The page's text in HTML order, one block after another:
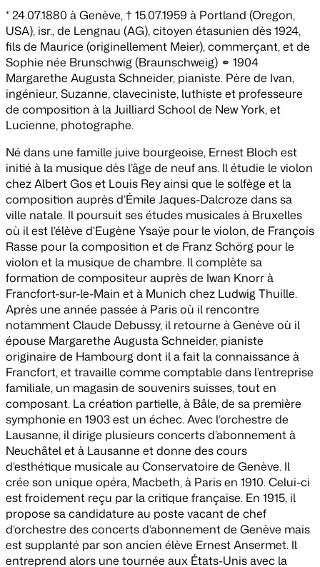
* 24.07.1880 à Genève, † 15.07.1959 à Portland (Oregon,
USA), isr., de Lengnau (AG), citoyen étasunien dès 1924,
fils de Maurice (originellement Meier), commerçant, et de
Sophie née Brunschwig (Braunschweig) ⚭ 1904
Margarethe Augusta Schneider, pianiste. Père de Ivan,
ingénieur, Suzanne, claveciniste, luthiste et professeure
de composition à la Juilliard School de New York, et
Lucienne, photographe.
Né dans une famille juive bourgeoise, Ernest Bloch est
initié à la musique dès l’âge de neuf ans. Il étudie le violon
chez Albert Gos et Louis Rey ainsi que le solfège et la
composition auprès d’Émile Jaques-Dalcroze dans sa
ville natale. Il poursuit ses études musicales à Bruxelles
où il est l’élève d’Eugène Ysaÿe pour le violon, de François
Rasse pour la composition et de Franz Schörg pour le
violon et la musique de chambre. Il complète sa
formation de compositeur auprès de Iwan Knorr à
Francfort-sur-le-Main et à Munich chez Ludwig Thuille.
Après une année passée à Paris où il rencontre
notamment Claude Debussy, il retourne à Genève où il
épouse Margarethe Augusta Schneider, pianiste
originaire de Hambourg dont il a fait la connaissance à
Francfort, et travaille comme comptable dans l’entreprise
familiale, un magasin de souvenirs suisses, tout en
composant. La création partielle, à Bâle, de sa première
symphonie en 1903 est un échec. Avec l’orchestre de
Lausanne, il dirige plusieurs concerts d’abonnement à
Neuchâtel et à Lausanne et donne des cours
d’esthétique musicale au Conservatoire de Genève. Il
crée son unique opéra, Macbeth, à Paris en 1910. Celui-ci
est froidement reçu par la critique française. En 1915, il
propose sa candidature au poste vacant de chef
d’orchestre des concerts d’abonnement de Genève mais
est supplanté par son ancien élève Ernest Ansermet. Il
entreprend alors une tournée aux États-Unis avec la